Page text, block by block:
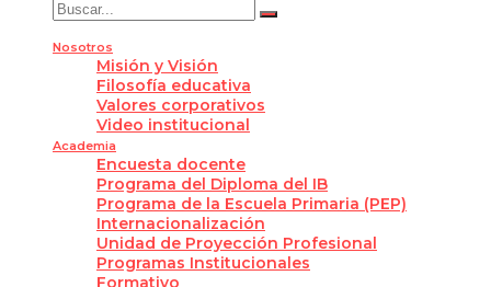
Nosotros
Misión y Visión
Filosofía educativa
Valores corporativos
Video institucional
Academia
Encuesta docente
Programa del Diploma del IB
Programa de la Escuela Primaria (PEP)
Internacionalización
Unidad de Proyección Profesional
Programas Institucionales
Formativo